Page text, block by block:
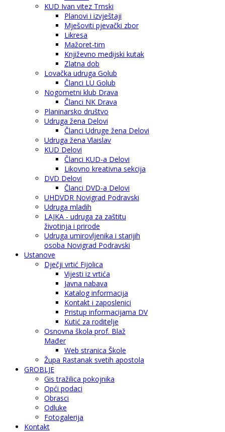
KUD Ivan vitez Trnski
Planovi i izvještaji
Mješoviti pjevački zbor
Likresa
Mažoret-tim
Književno medijski kutak
Zlatna dob
Lovačka udruga Golub
Članci LU Golub
Nogometni klub Drava
Članci NK Drava
Planinarsko društvo
Udruga žena Delovi
Članci Udruge žena Delovi
Udruga žena Vlaislav
KUD Delovi
Članci KUD-a Delovi
Likovno kreativna sekcija
DVD Delovi
Članci DVD-a Delovi
UHDVDR Novigrad Podravski
Udruga mladih
LAJKA - udruga za zaštitu
životinja i prirode
Udruga umirovljenika i starijih
osoba Novigrad Podravski
Ustanove
Dječji vrtić Fijolica
Vijesti iz vrtića
Javna nabava
Katalog informacija
Kontakt i zaposlenici
Pristup informacijama DV
Kutić za roditelje
Osnovna škola prof. Blaž
Mađer
Web stranica Škole
Župa Rastanak svetih apostola
GROBLJE
Gis tražilica pokojnika
Opći podaci
Obrasci
Odluke
Fotogalerija
Kontakt